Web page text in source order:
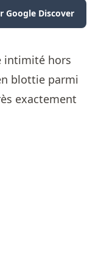
Google Discover
intimité hors
blottie parmi
exactement